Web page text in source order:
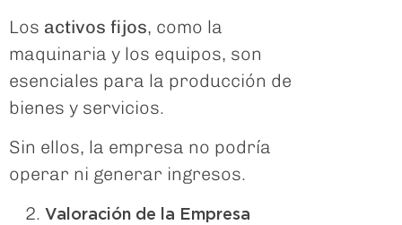
Los activos fijos, como la
maquinaria y los equipos, son
esenciales para la producción de
bienes y servicios.
Sin ellos, la empresa no podría
operar ni generar ingresos.
Valoración de la Empresa